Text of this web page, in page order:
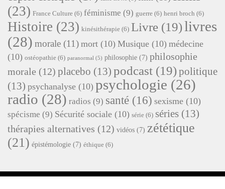
(23) France Culture (6) féminisme (9) guerre (6) henri broch (6)
Histoire (23) kinésithérapie (6) Livre (19)livres
(28) morale (11) mort (10) Musique (10) médecine
(10) ostéopathie (6) paranormal (5) philosophie (7) philosophie
morale (12) placebo (13) podcast (19)politique
(13) psychanalyse (10) psychologie (26)
radio (28) radios (9) santé (16) sexisme (10)
spécisme (9) Sécurité sociale (10) série (6) séries (13)
thérapies alternatives (12) vidéos (7) zététique
(21) épistémologie (7) éthique (6)